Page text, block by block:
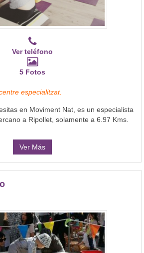
Ver teléfono
5 Fotos
especialitzat.
en Moviment Nat, es un especialista
a Ripollet, solamente a 6.97 Kms.
Ver Más